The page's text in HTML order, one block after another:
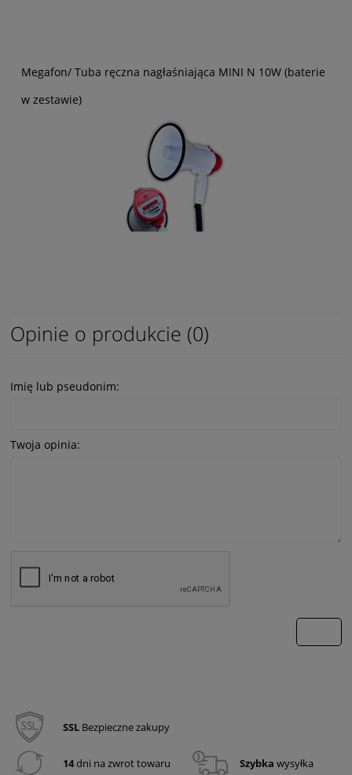
Megafon/ Tuba ręczna nagłaśniająca MINI N 10W (baterie
w zestawie)
Opinie o produkcie (0)
Imię lub pseudonim:
Twoja opinia:
SSL Bezpieczne zakupy
14dni na zwrot towaru Szybka wysyłka